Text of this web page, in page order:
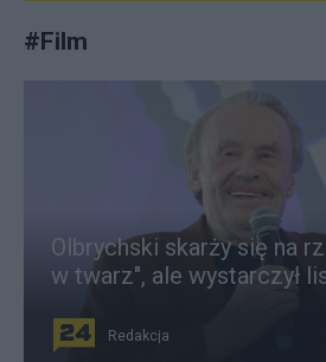
#Film
Olbrychski skarży się na
w twarz", ale wystarczył
Redakcja